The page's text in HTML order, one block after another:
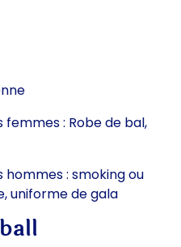
: Robe de bal,
: smoking ou
uniforme de gala